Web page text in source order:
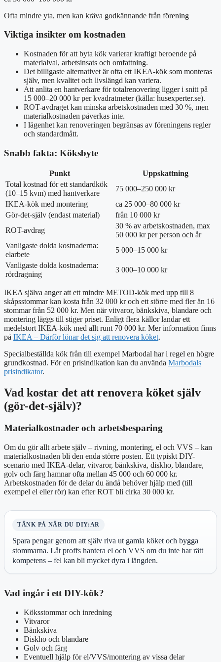
Ofta mindre yta, men kan kräva godkännande från förening
Viktiga insikter om kostnaden
Kostnaden för att byta kök varierar kraftigt beroende på
materialval, arbetsinsats och omfattning.
Det billigaste alternativet är ofta ett IKEA-kök som monteras
själv, men kvalitet och livslängd kan variera.
Att anlita en hantverkare för totalrenovering ligger i snitt på
15 000–20 000 kr per kvadratmeter (källa: husexperter.se).
ROT-avdraget kan minska arbetskostnaden med 30 %, men
materialkostnaden påverkas inte.
I lägenhet kan renoveringen begränsas av föreningens regler
och standardmått.
Snabb fakta: Köksbyte
Punkt
Uppskattning
Total kostnad för ett standardkök
(10–15 kvm) med hantverkare
75 000–250 000 kr
IKEA-kök med montering
ca 25 000–80 000 kr
Gör-det-själv (endast material)
från 10 000 kr
ROT-avdrag
30 % av arbetskostnaden, max
50 000 kr per person och år
Vanligaste dolda kostnaderna:
elarbete
5 000–15 000 kr
Vanligaste dolda kostnaderna:
rördragning
3 000–10 000 kr
IKEA själva anger att ett mindre METOD-kök med upp till 8
skåpsstommar kan kosta från 32 000 kr och ett större med fler än 16
stommar från 52 000 kr. Men när vitvaror, bänkskiva, blandare och
montering läggs till stiger priset. Enligt flera källor landar ett
medelstort IKEA-kök med allt runt 70 000 kr. Mer information finns
på IKEA – Därför lönar det sig att renovera köket.
Specialbeställda kök från till exempel Marbodal har i regel en högre
grundkostnad. För en prisindikation kan du använda Marbodals
prisindikator.
Vad kostar det att renovera köket själv
(gör-det-själv)?
Materialkostnader och arbetsbesparing
Om du gör allt arbete själv – rivning, montering, el och VVS – kan
materialkostnaden bli den enda större posten. Ett typiskt DIY-
scenario med IKEA-delar, vitvaror, bänkskiva, diskho, blandare,
golv och färg hamnar ofta mellan 45 000 och 60 000 kr.
Arbetskostnaden för de delar du ändå behöver hjälp med (till
exempel el eller rör) kan efter ROT bli cirka 30 000 kr.
TÄNK PÅ NÄR DU DIY:AR
Spara pengar genom att själv riva ut gamla köket och bygga
stommarna. Låt proffs hantera el och VVS om du inte har rätt
kompetens – fel kan bli mycket dyra i längden.
Vad ingår i ett DIY-kök?
Köksstommar och inredning
Vitvaror
Bänkskiva
Diskho och blandare
Golv och färg
Eventuell hjälp för el/VVS/montering av vissa delar